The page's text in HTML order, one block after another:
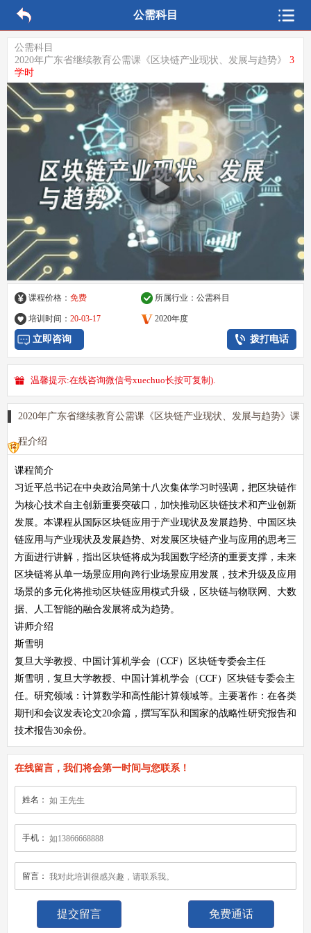
公需科目
公需科目
2020年广东省继续教育公需课《区块链产业现状、发展与趋势》 3
学时
课程价格： 免费 所属行业：公需科目
培训时间： 20-03-17 2020年度
立即咨询 拨打电话
温馨提示:在线咨询微信号xuechuo长按可复制).
2020年广东省继续教育公需课《区块链产业现状、发展与趋势》课
程介绍
课程简介
习近平总书记在中央政治局第十八次集体学习时强调，把区块链作
为核心技术自主创新重要突破口，加快推动区块链技术和产业创新
发展。本课程从国际区块链应用于产业现状及发展趋势、中国区块
链应用与产业现状及发展趋势、对发展区块链产业与应用的思考三
方面进行讲解，指出区块链将成为我国数字经济的重要支撑，未来
区块链将从单一场景应用向跨行业场景应用发展，技术升级及应用
场景的多元化将推动区块链应用模式升级，区块链与物联网、大数
据、人工智能的融合发展将成为趋势。
讲师介绍
斯雪明
复旦大学教授、中国计算机学会（CCF）区块链专委会主任
斯雪明，复旦大学教授、中国计算机学会（CCF）区块链专委会主
任。研究领域：计算数学和高性能计算领域等。主要著作：在各类
期刊和会议发表论文20余篇，撰写军队和国家的战略性研究报告和
技术报告30余份。
在线留言，我们将会第一时间与您联系！
姓名：
手机：
留言：
免费通话